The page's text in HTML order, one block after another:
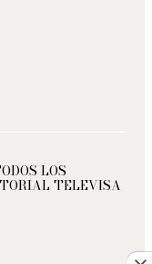
LOS
TELEVISA